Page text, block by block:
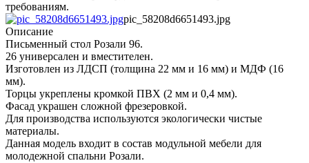
требованиям.
pic_58208d6651493.jpg
Описание
Письменный стол Розали 96.
26 универсален и вместителен.
Изготовлен из ЛДСП (толщина 22 мм и 16 мм) и МДФ (16
мм).
Торцы укреплены кромкой ПВХ (2 мм и 0,4 мм).
Фасад украшен сложной фрезеровкой.
Для производства используются экологически чистые
материалы.
Данная модель входит в состав модульной мебели для
молодежной спальни Розали.